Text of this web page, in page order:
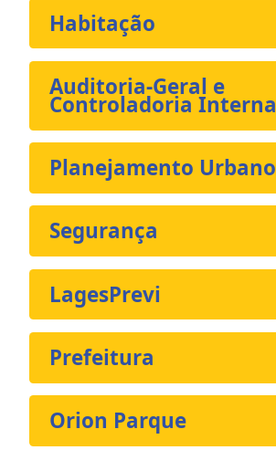
Habitação
Auditoria-Geral e
Controladoria Interna
Planejamento Urbano
Segurança
LagesPrevi
Prefeitura
Orion Parque